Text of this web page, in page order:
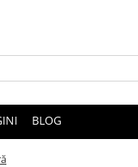
BLOG